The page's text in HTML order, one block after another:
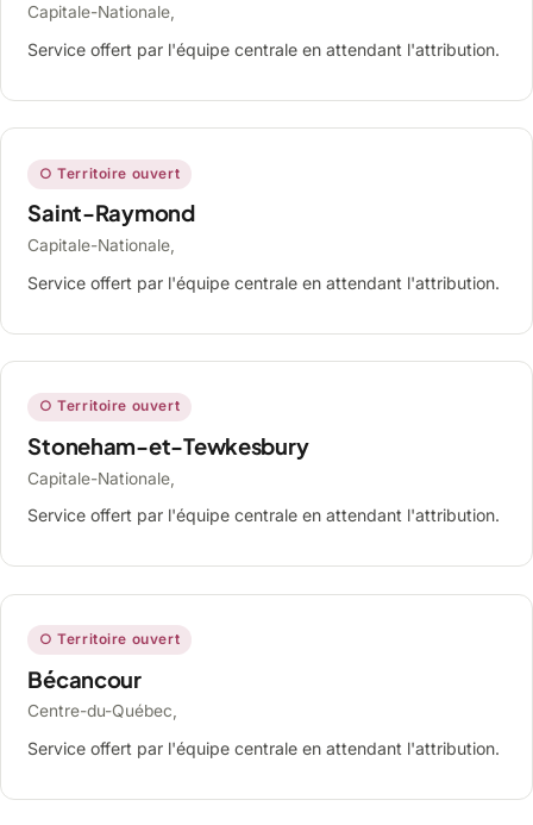
Capitale-Nationale,
Service offert par l'équipe centrale en attendant l'attribution.
○ Territoire ouvert
Saint-Raymond
Capitale-Nationale,
Service offert par l'équipe centrale en attendant l'attribution.
○ Territoire ouvert
Stoneham-et-Tewkesbury
Capitale-Nationale,
Service offert par l'équipe centrale en attendant l'attribution.
○ Territoire ouvert
Bécancour
Centre-du-Québec,
Service offert par l'équipe centrale en attendant l'attribution.